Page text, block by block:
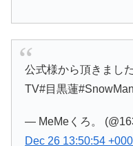
公式様から頂きまし
TV#目黒蓮#SnowMan
— MeMeくろ。
Dec 26 13:50:54